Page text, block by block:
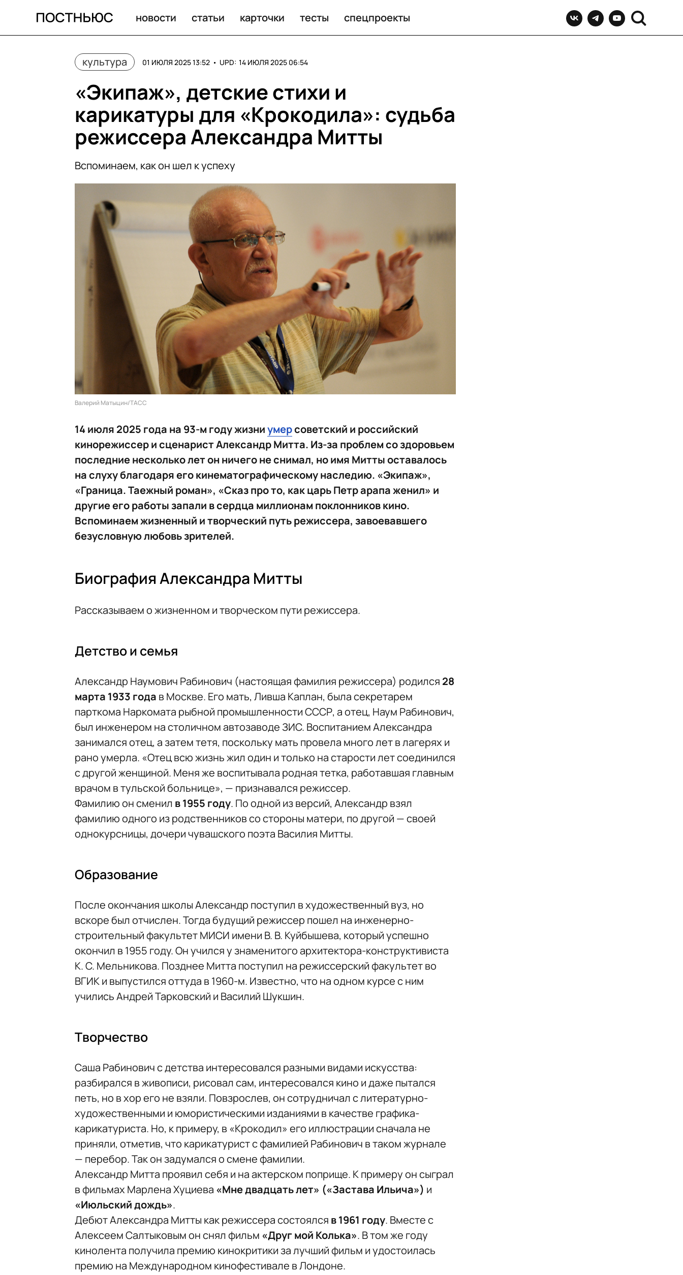
новости статьи карточки тесты спецпроекты
культура 01 ИЮЛЯ 2025 13:52 • UPD: 14 ИЮЛЯ 2025 06:54
«Экипаж», детские стихи и
карикатуры для «Крокодила»: судьба
режиссера Александра Митты
Вспоминаем, как он шел к успеху
Валерий Матыцин/ТАСС
14 июля 2025 года на 93-м году жизниумерсоветский и российский
кинорежиссер и сценарист Александр Митта. Из-за проблем со здоровьем
последние несколько лет он ничего не снимал, но имя Митты оставалось
на слуху благодаря его кинематографическому наследию. «Экипаж»,
«Граница. Таежный роман», «Сказ про то, как царь Петр арапа женил» и
другие его работы запали в сердца миллионам поклонников кино.
Вспоминаем жизненный и творческий путь режиссера, завоевавшего
безусловную любовь зрителей.
Биография Александра Митты
Рассказываем о жизненном и творческом пути режиссера.
Детство и семья
Александр Наумович Рабинович (настоящая фамилия режиссера) родился 28
марта 1933 года в Москве. Его мать, Ливша Каплан, была секретарем
парткома Наркомата рыбной промышленности СССР, а отец, Наум Рабинович,
был инженером на столичном автозаводе ЗИС. Воспитанием Александра
занимался отец, а затем тетя, поскольку мать провела много лет в лагерях и
рано умерла. «Отец всю жизнь жил один и только на старости лет соединился
с другой женщиной. Меня же воспитывала родная тетка, работавшая главным
врачом в тульской больнице», — признавался режиссер.
Фамилию он сменил в 1955 году. По одной из версий, Александр взял
фамилию одного из родственников со стороны матери, по другой — своей
однокурсницы, дочери чувашского поэта Василия Митты.
Образование
После окончания школы Александр поступил в художественный вуз, но
вскоре был отчислен. Тогда будущий режиссер пошел на инженерно-
строительный факультет МИСИ имени В. В. Куйбышева, который успешно
окончил в 1955 году. Он учился у знаменитого архитектора-конструктивиста
К. С. Мельникова. Позднее Митта поступил на режиссерский факультет во
ВГИК и выпустился оттуда в 1960-м. Известно, что на одном курсе с ним
учились Андрей Тарковский и Василий Шукшин.
Творчество
Саша Рабинович с детства интересовался разными видами искусства:
разбирался в живописи, рисовал сам, интересовался кино и даже пытался
петь, но в хор его не взяли. Повзрослев, он сотрудничал с литературно-
художественными и юмористическими изданиями в качестве графика-
карикатуриста. Но, к примеру, в «Крокодил» его иллюстрации сначала не
приняли, отметив, что карикатурист с фамилией Рабинович в таком журнале
— перебор. Так он задумался о смене фамилии.
Александр Митта проявил себя и на актерском поприще. К примеру он сыграл
в фильмах Марлена Хуциева «Мне двадцать лет» («Застава Ильича») и
«Июльский дождь».
Дебют Александра Митты как режиссера состоялся в 1961 году. Вместе с
Алексеем Салтыковым он снял фильм «Друг мой Колька». В том же году
кинолента получила премию кинокритики за лучший фильм и удостоилась
премию на Международном кинофестивале в Лондоне.